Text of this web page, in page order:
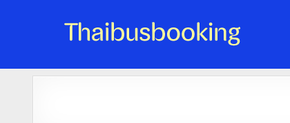
จองตั๋วรถออนไลน์ 24 ชั่วโมง